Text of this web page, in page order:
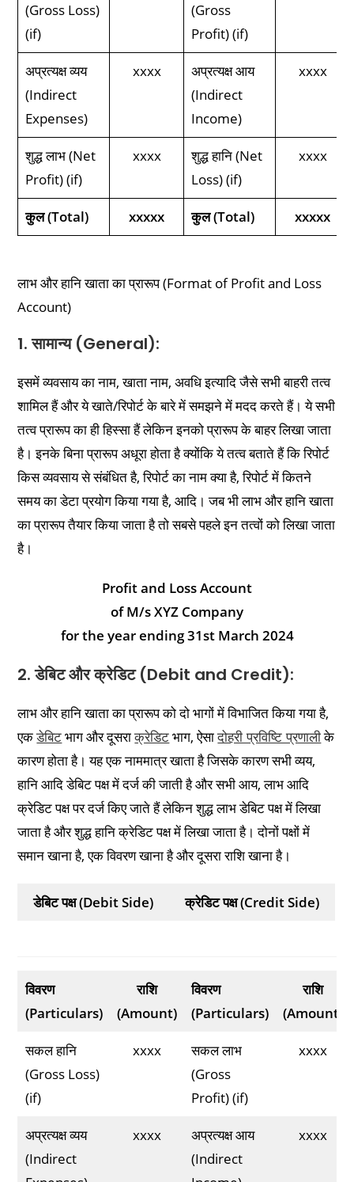
(Gross Loss)
(if)
(Gross
Profit) (if)
अप्रत्यक्ष व्यय
(Indirect
Expenses)
xxxx
अप्रत्यक्ष आय
(Indirect
Income)
xxxx
शुद्ध लाभ (Net
Profit) (if)
xxxx
शुद्ध हानि (Net
Loss) (if)
xxxx
कुल (Total) xxxxx कुल (Total) xxxxx
लाभ और हानि खाता का प्रारूप (Format of Profit and Loss
Account)
1. सामान्य (General):
इसमें व्यवसाय का नाम, खाता नाम, अवधि इत्यादि जैसे सभी बाहरी तत्व
शामिल हैं और ये खाते/रिपोर्ट के बारे में समझने में मदद करते हैं। ये सभी
तत्व प्रारूप का ही हिस्सा हैं लेकिन इनको प्रारूप के बाहर लिखा जाता
है। इनके बिना प्रारूप अधूरा होता है क्योंकि ये तत्व बताते हैं कि रिपोर्ट
किस व्यवसाय से संबंधित है, रिपोर्ट का नाम क्या है, रिपोर्ट में कितने
समय का डेटा प्रयोग किया गया है, आदि। जब भी लाभ और हानि खाता
का प्रारूप तैयार किया जाता है तो सबसे पहले इन तत्वों को लिखा जाता
है।
Profit and Loss Account
of M/s XYZ Company
for the year ending 31st March 2024
2. डेबिट और क्रेडिट (Debit and Credit):
लाभ और हानि खाता का प्रारूप को दो भागों में विभाजित किया गया है,
एकडेबिटभाग और दूसराक्रेडिटभाग, ऐसादोहरी प्रविष्टि प्रणालीके
कारण होता है। यह एक नाममात्र खाता है जिसके कारण सभी व्यय,
हानि आदि डेबिट पक्ष में दर्ज की जाती है और सभी आय, लाभ आदि
क्रेडिट पक्ष पर दर्ज किए जाते हैं लेकिन शुद्ध लाभ डेबिट पक्ष में लिखा
जाता है और शुद्ध हानि क्रेडिट पक्ष में लिखा जाता है। दोनों पक्षों में
समान खाना है, एक विवरण खाना है और दूसरा राशि खाना है।
डेबिट पक्ष (Debit Side) क्रेडिट पक्ष (Credit Side)
विवरण
(Particulars)
राशि
(Amount)
विवरण
(Particulars)
राशि
(Amount)
सकल हानि
(Gross Loss)
(if)
xxxx
सकल लाभ
(Gross
Profit) (if)
xxxx
अप्रत्यक्ष व्यय
(Indirect
xxxx
अप्रत्यक्ष आय
(Indirect
xxxx